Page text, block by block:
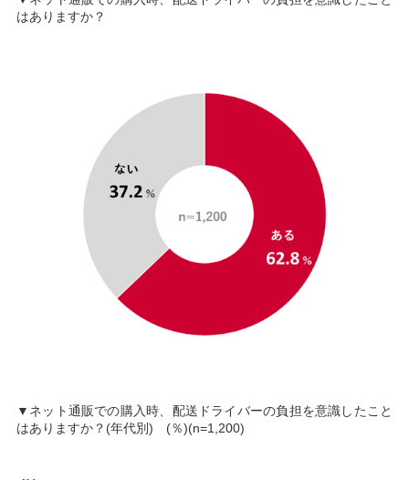
はありますか？
▼ネット通販での購入時、配送ドライバーの負担を意識したこと
はありますか？(年代別) (％)(n=1,200)